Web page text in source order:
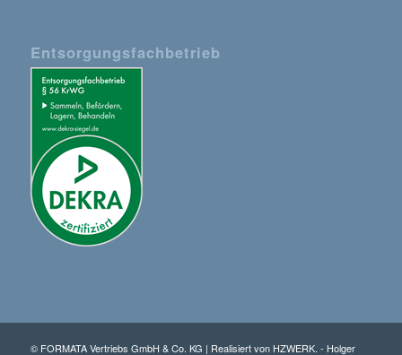
Entsorgungsfachbetrieb
© FORMATA Vertriebs GmbH & Co. KG | Realisiert von HZWERK. - Holger